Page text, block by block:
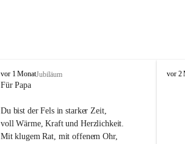
O
s
i
vor 1 MonatJubiläum
Für Papa
Du bist der Fels in starker Zeit,
voll Wärme, Kraft und Herzlichkeit.
Mit klugem Rat, mit offenem Ohr,
O
vor 2